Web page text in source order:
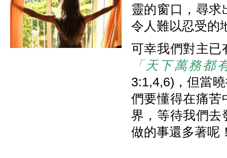
靈的窗口，尋
令人難以忍受的
可幸我們對主已
「天下萬務都
3:1,4,6)，但當
們要懂得在痛苦
界，等待我們去
做的事還多著呢